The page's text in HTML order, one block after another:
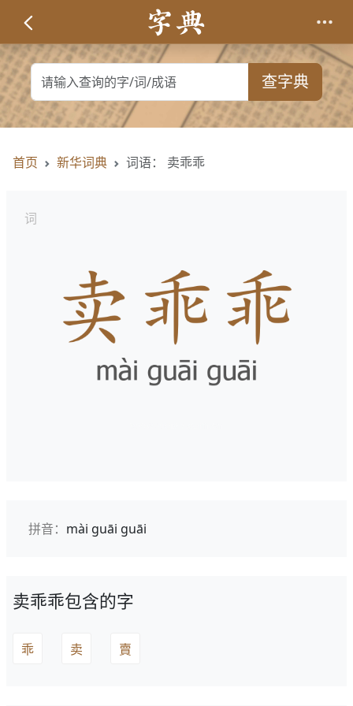
查字典
首页 新华词典 词语： 卖乖乖
词
拼音： mài guāi guāi
卖乖乖包含的字
乖 卖 賣